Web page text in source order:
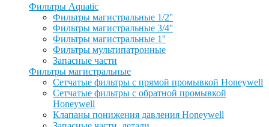
Фильтры Aquatic
Фильтры магистральные 1/2''
Фильтры магистральные 3/4''
Фильтры магистральные 1''
Фильтры мультипатронные
Запасные части
Фильтры магистральные
Сетчатые фильтры с прямой промывкой Honeywell
Сетчатые фильтры с обратной промывкой
Honeywell
Клапаны понижения давления Honeywell